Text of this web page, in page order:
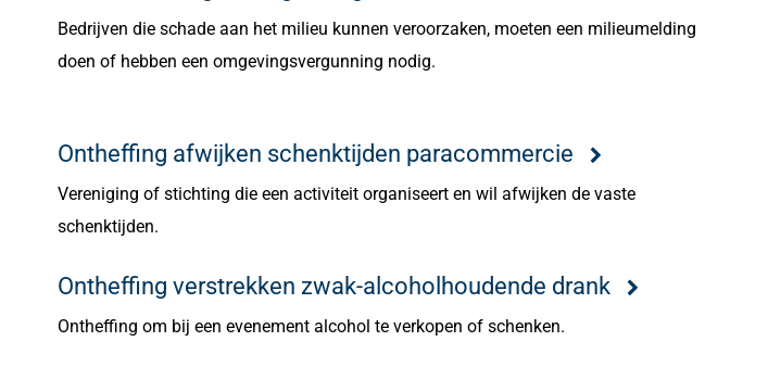
Bedrijven die schade aan het milieu kunnen veroorzaken, moeten een milieumelding
doen of hebben een omgevingsvergunning nodig.
Ontheffing afwijken schenktijden paracommercie
Vereniging of stichting die een activiteit organiseert en wil afwijken de vaste
schenktijden.
Ontheffing verstrekken zwak-alcoholhoudende drank
Ontheffing om bij een evenement alcohol te verkopen of schenken.